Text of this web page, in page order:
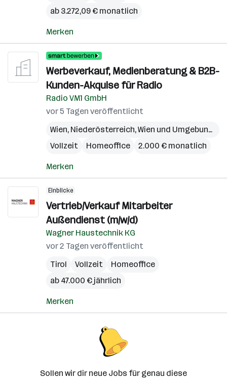
ab 3.272,09 € monatlich
Merken
Werbeverkauf, Medienberatung & B2B-
Kunden-Akquise für Radio
Radio VM1 GmbH
vor 5 Tagen veröffentlicht
Wien, Niederösterreich,Wien und Umgebung
Vollzeit
Homeoffice 2.000 € monatlich
Merken
Einblicke
Vertrieb/Verkauf Mitarbeiter
Außendienst (m/w/d)
Wagner Haustechnik KG
vor 2 Tagen veröffentlicht
Tirol
Vollzeit
Homeoffice
ab 47.000 € jährlich
Merken
Sollen wir dir neue Jobs für genau diese